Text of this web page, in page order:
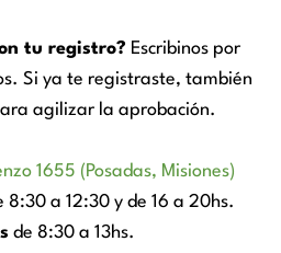
tu registro? Escribinos por
Si ya te registraste, también
agilizar la aprobación.
1655 (Posadas, Misiones)
8:30 a 12:30 y de 16 a 20hs.
de 8:30 a 13hs.